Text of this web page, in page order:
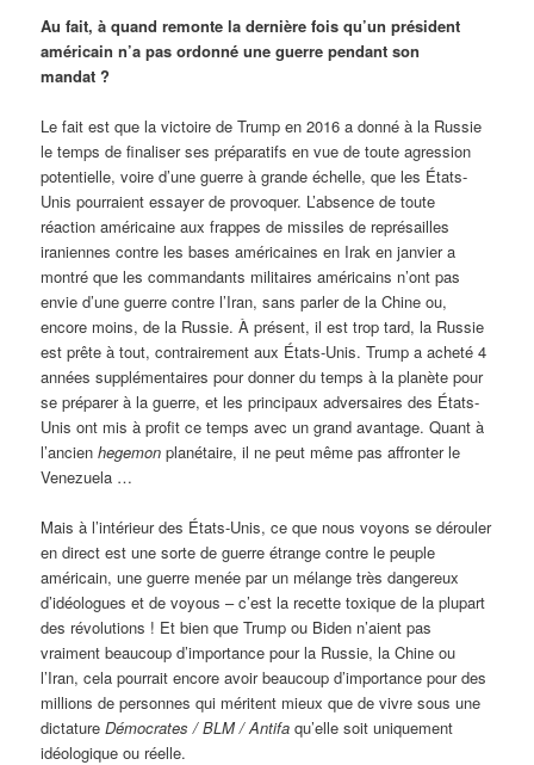
Au fait, à quand remonte la dernière fois qu’un président
américain n’a pas ordonné une guerre pendant son
mandat ?
Le fait est que la victoire de Trump en 2016 a donné à la Russie
le temps de finaliser ses préparatifs en vue de toute agression
potentielle, voire d’une guerre à grande échelle, que les États-
Unis pourraient essayer de provoquer. L’absence de toute
réaction américaine aux frappes de missiles de représailles
iraniennes contre les bases américaines en Irak en janvier a
montré que les commandants militaires américains n’ont pas
envie d’une guerre contre l’Iran, sans parler de la Chine ou,
encore moins, de la Russie. À présent, il est trop tard, la Russie
est prête à tout, contrairement aux États-Unis. Trump a acheté 4
années supplémentaires pour donner du temps à la planète pour
se préparer à la guerre, et les principaux adversaires des États-
Unis ont mis à profit ce temps avec un grand avantage. Quant à
l’ancienhegemon planétaire, il ne peut même pas affronter le
Venezuela …
Mais à l’intérieur des États-Unis, ce que nous voyons se dérouler
en direct est une sorte de guerre étrange contre le peuple
américain, une guerre menée par un mélange très dangereux
d’idéologues et de voyous – c’est la recette toxique de la plupart
des révolutions ! Et bien que Trump ou Biden n’aient pas
vraiment beaucoup d’importance pour la Russie, la Chine ou
l’Iran, cela pourrait encore avoir beaucoup d’importance pour des
millions de personnes qui méritent mieux que de vivre sous une
dictatureDémocrates / BLM / Antifa qu’elle soit uniquement
idéologique ou réelle.